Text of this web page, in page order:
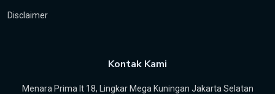
Disclaimer
Kontak Kami
Menara Prima lt 18, Lingkar Mega Kuningan Jakarta Selatan